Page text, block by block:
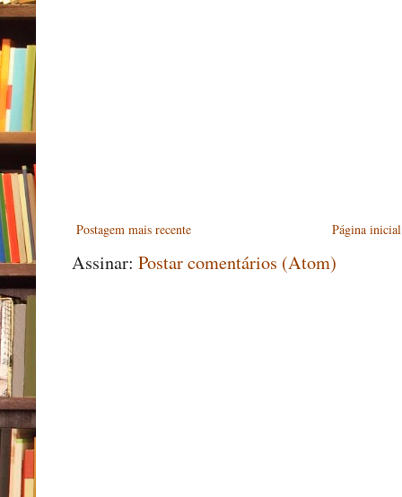
Postagem mais recente Página inicial
Assinar: Postar comentários (Atom)